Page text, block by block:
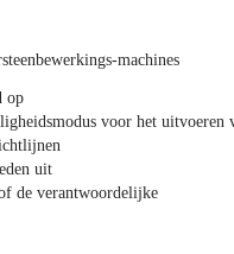
machines
op
voor het uitvoeren
uit
de verantwoordelijke